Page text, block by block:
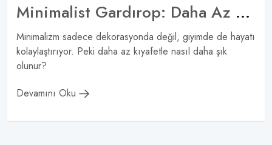
Minimalist Gardırop: Daha Az Parça ile Daha Fazla Kombin
Minimalizm sadece dekorasyonda değil, giyimde de hayatı
kolaylaştırıyor. Peki daha az kıyafetle nasıl daha şık
olunur?
Devamını Oku